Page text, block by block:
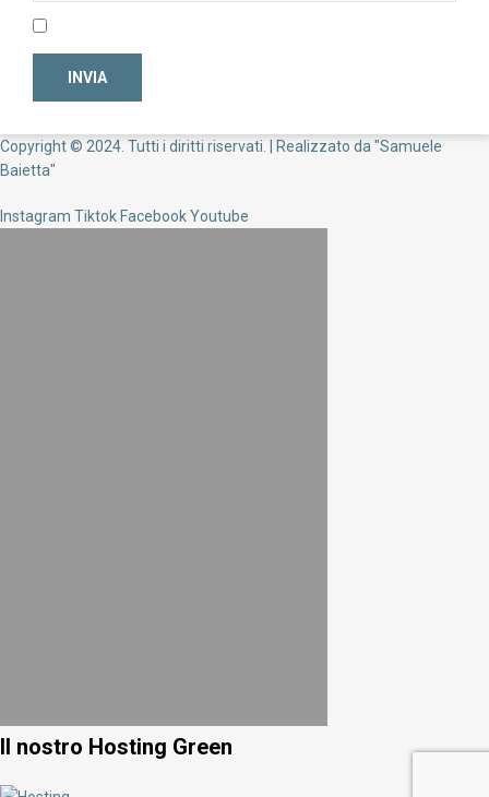
Copyright © 2024. Tutti i diritti riservati. | Realizzato da "Samuele
Baietta"
Instagram Tiktok FacebookYoutube
Il nostro Hosting Green